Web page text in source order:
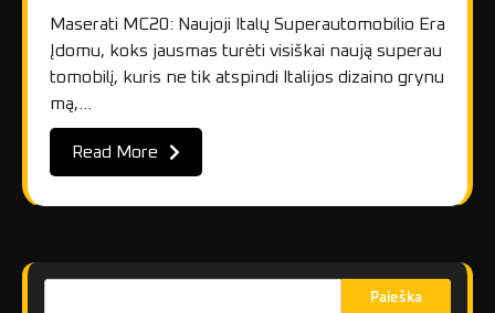
Maserati MC20: Naujoji Italų Superautomobilio Era
Įdomu, koks jausmas turėti visiškai naują superau
tomobilį, kuris ne tik atspindi Italijos dizaino grynu
mą,…
Read More
Paieška